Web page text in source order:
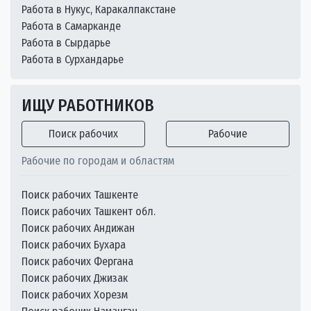
Работа в Нукус, Каракалпакстане
Работа в Самарканде
Работа в Сырдарье
Работа в Сурхандарье
ИЩУ РАБОТНИКОВ
Поиск рабочих Рабочие
Рабочие по городам и областям
Поиск рабочих Ташкенте
Поиск рабочих Ташкент обл.
Поиск рабочих Андижан
Поиск рабочих Бухара
Поиск рабочих Фергана
Поиск рабочих Джизак
Поиск рабочих Хорезм